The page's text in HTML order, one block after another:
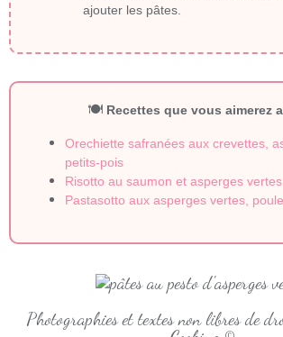
ajouter les pâtes.
🍽 Recettes que vous aimerez
Orechiette safranées aux crevettes,
petits-pois
Risotto au saumon et asperges vertes
Pastasotto aux asperges vertes,
Photographies et textes non libres de